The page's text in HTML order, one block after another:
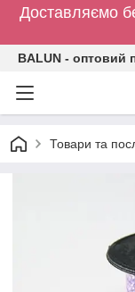
Доставляємо
BALUN - оптовий
Товари та